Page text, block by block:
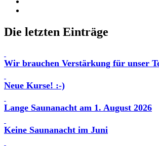
Die letzten Einträge
Wir brauchen Verstärkung für unser
Neue Kurse! :-)
Lange Saunanacht am 1. August 2026
Keine Saunanacht im Juni